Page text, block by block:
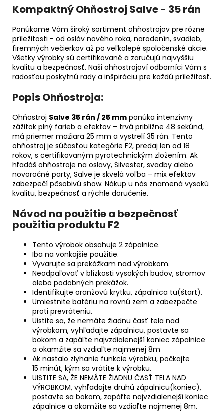
Kompaktný Ohňostroj Salve - 35 rán
Ponúkame Vám široký sortiment ohňostrojov pre rôzne
príležitosti - od osláv nového roka, narodenín, svadieb,
firemných večierkov až po veľkolepé spoločenské akcie.
Všetky výrobky sú certifikované a zaručujú najvyššiu
kvalitu a bezpečnosť. Naši ohňostrojoví odborníci Vám s
radosťou poskytnú rady a inšpiráciu pre každú príležitosť.
Popis Ohňostroja:
Ohňostroj Salve 35 rán / 25 mm ponúka intenzívny
zážitok plný farieb a efektov – trvá približne 48 sekúnd,
má priemer mažiara 25 mm a vystrelí 35 rán. Tento
ohňostroj je súčasťou kategórie F2, predaj len od 18
rokov, s certifikovaným pyrotechnickým zložením. Ak
hľadáš ohňostroje na oslavy, Silvester, svadby alebo
novoročné party, Salve je skvelá voľba – mix efektov
zabezpečí pôsobivú show. Nákup u nás znamená vysokú
kvalitu, bezpečnosť a rýchle doručenie.
Návod na použitie a bezpečnosť
použitia produktu F2
Tento výrobok obsahuje 2 zápalnice.
Iba na vonkajšie použitie.
Vyvarujte sa prekážkam nad výrobkom.
Neodpaľovať v blízkosti vysokých budov, stromov
alebo podobných prekážok.
Identifikujte oranžovú krytku, zápalnica tu(štart).
Umiestnite batériu na rovnú zem a zabezpečte
proti prevráteniu.
Uistite sa, že nemáte žiadnu časť tela nad
výrobkom, vyhľadajte zápalnicu, postavte sa
bokom a zapáľte najvzdialenejší koniec zápalnice
a okamžite sa vzdiaľte najmenej 8m
Ak nastalo zlyhanie funkcie výrobku, počkajte
15 minút, kým sa vrátite k výrobku.
UISTITE SA, ŽE NEMÁTE ŽIADNU ČASŤ TELA NAD
VÝROBKOM, vyhľadajte druhú zápalnicu(koniec),
postavte sa bokom, zapáľte najvzdialenejší koniec
zápalnice a okamžite sa vzdiaľte najmenej 8m.